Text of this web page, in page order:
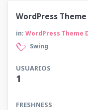
WordPress
in: WordPress Theme
Swing
USUARIOS
1
FRESHNESS